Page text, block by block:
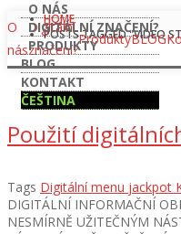
O
nás
Digitální
značení?
ProduktyBLOG
O NÁS
DIGITÁLNÍ ZNAČENÍ?
PRODUKTY
BLOG
KONTAKT
ČEŠTINA
HOME
POSTS TAGGED "VIDEO
Použití
Tags Digitální menu jackpot
DIGITÁLNÍ INFORMAČNÍ
NESMÍRNĚ UŽITEČNÝM